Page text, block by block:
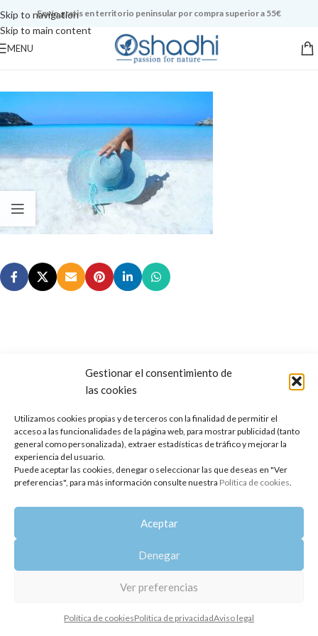
Gestionar el consentimiento de
las cookies
Utilizamos cookies propias y de terceros con la finalidad de permitir el
acceso a las funcionalidades de la página web, para mostrar publicidad (tanto
general como personalizada), extraer estadísticas de tráfico y mejorar la
experiencia del usuario.
Puede aceptar las cookies, denegar o seleccionar las que deseas en "Ver
preferencias", para más información consulte nuestra Política de cookies.
Aceptar
Denegar
Ver preferencias
Política de cookiesPolítica de privacidadAviso legal
Skip to navigation
Skip to main content
Envío gratis en territorio peninsular por compra superior a 55€
MENU
Copyright 2014-2025
Política de privacidad Aviso legal | Política de cookies